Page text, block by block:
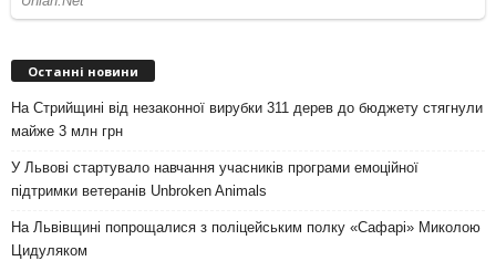
Останні новини
На Стрийщині від незаконної вирубки 311 дерев до бюджету стягнули
майже 3 млн грн
У Львові стартувало навчання учасників програми емоційної
підтримки ветеранів Unbroken Animals
На Львівщині попрощалися з поліцейським полку «Сафарі» Миколою
Цидуляком